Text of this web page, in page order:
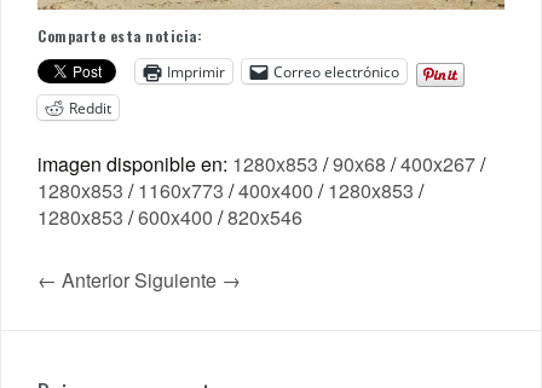
Comparte esta noticia:
Imprimir
Correo electrónico
Reddit
imagen disponible en: 1280x853 /90x68 /400x267/
1280x853 /1160x773 /400x400 /1280x853 /
1280x853 /600x400 /820x546
← Anterior Siguiente →